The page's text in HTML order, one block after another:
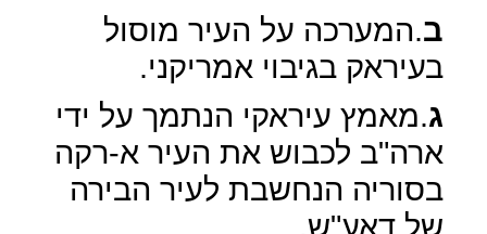
ב.המערכה על העיר מוסול
בעיראק בגיבוי אמריקני.
ג.מאמץ עיראקי הנתמך על ידי
ארה"ב לכבוש את העיר א-רקה
בסוריה הנחשבת לעיר הבירה
של דאע"ש.